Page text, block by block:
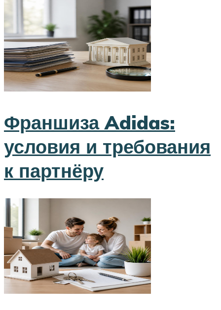
Франшиза Adidas:
условия и требования
к партнёру